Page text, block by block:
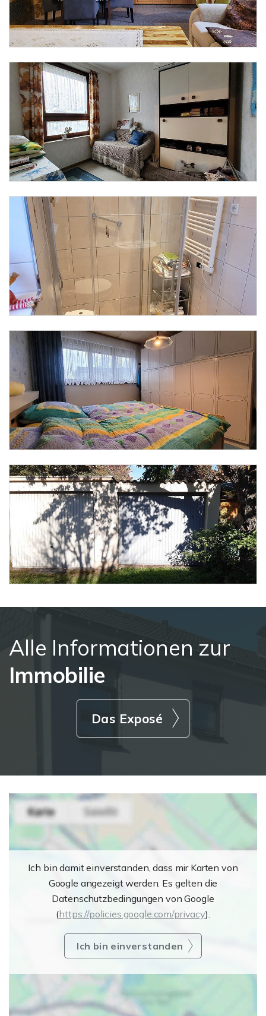
Alle Informationen zur
Immobilie
Das Exposé
Ich bin damit einverstanden, dass mir Karten von
Google angezeigt werden. Es gelten die
Datenschutzbedingungen von Google
(https://policies.google.com/privacy).
Ich bin einverstanden